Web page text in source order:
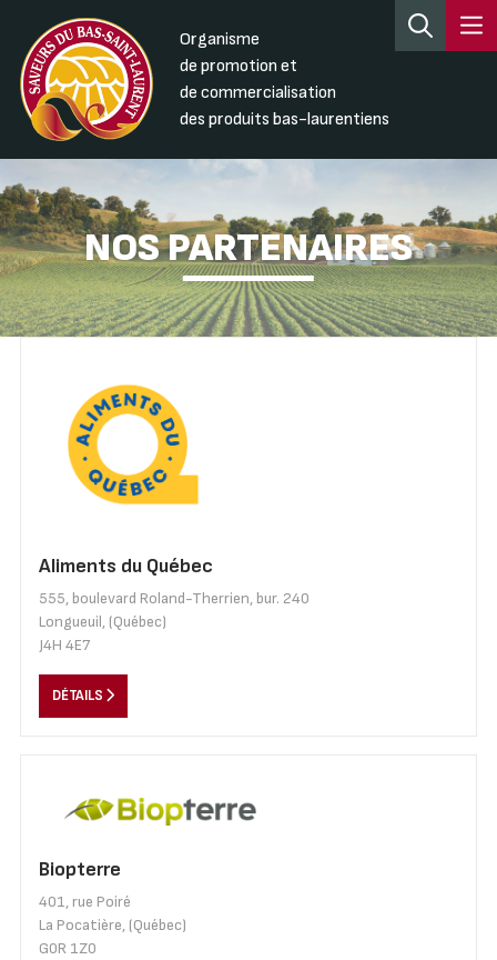
Organisme
de promotion et
de commercialisation
des produits bas-laurentiens
NOS PARTENAIRES
Aliments du Québec
555, boulevard Roland-Therrien, bur. 240
Longueuil, (Québec)
J4H 4E7
DÉTAILS
Biopterre
401, rue Poiré
La Pocatière, (Québec)
G0R 1Z0